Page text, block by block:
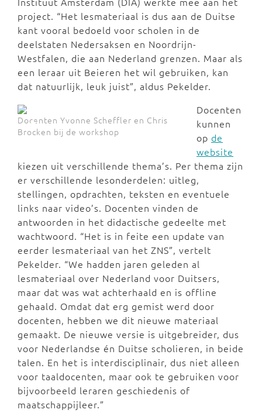
project. “Het lesmateriaal is dus aan de Duitse
kant vooral bedoeld voor scholen in de
deelstaten Nedersaksen en Noordrijn-
Westfalen, die aan Nederland grenzen. Maar als
een leraar uit Beieren het wil gebruiken, kan
dat natuurlijk, leuk juist”, aldus Pekelder.
Docenten Yvonne Scheffler en Chris
Brocken bij de workshop
Docenten
kunnen
op de
website
kiezen uit verschillende thema’s. Per thema zijn
er verschillende lesonderdelen: uitleg,
stellingen, opdrachten, teksten en eventuele
links naar video’s. Docenten vinden de
antwoorden in het didactische gedeelte met
wachtwoord. “Het is in feite een update van
eerder lesmateriaal van het ZNS”, vertelt
Pekelder. “We hadden jaren geleden al
lesmateriaal over Nederland voor Duitsers,
maar dat was wat achterhaald en is offline
gehaald. Omdat dat erg gemist werd door
docenten, hebben we dit nieuwe materiaal
gemaakt. De nieuwe versie is uitgebreider, dus
voor Nederlandse én Duitse scholieren, in beide
talen. En het is interdisciplinair, dus niet alleen
voor taaldocenten, maar ook te gebruiken voor
bijvoorbeeld leraren geschiedenis of
maatschappijleer.”